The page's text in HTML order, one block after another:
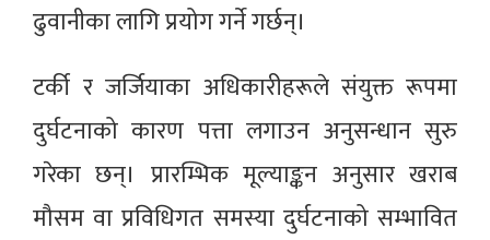
ढुवानीका लागि प्रयोग गर्ने गर्छन्।
टर्की र जर्जियाका अधिकारीहरूले संयुक्त रूपमा
दुर्घटनाको कारण पत्ता लगाउन अनुसन्धान सुरु
गरेका छन्। प्रारम्भिक मूल्याङ्कन अनुसार खराब
मौसम वा प्रविधिगत समस्या दुर्घटनाको सम्भावित